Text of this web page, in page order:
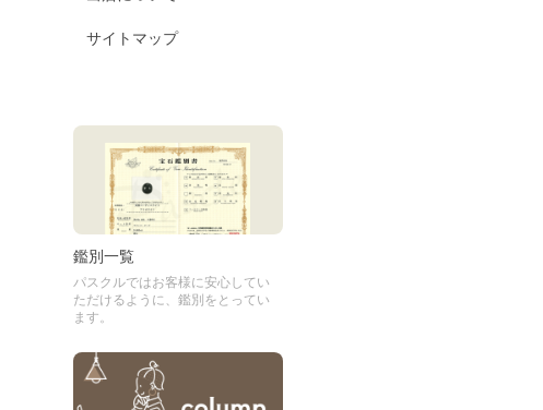
サイトマップ
鑑別一覧
パスクルではお客様に安心してい
ただけるように、鑑別をとってい
ます。